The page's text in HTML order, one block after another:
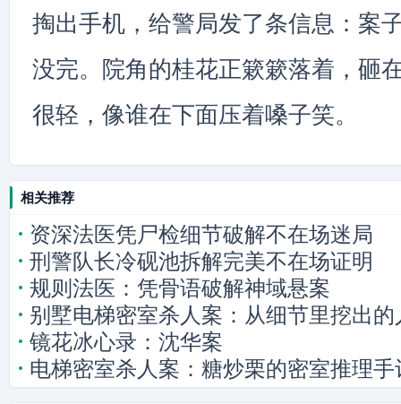
掏出手机，给警局发了条信息：案
没完。院角的桂花正簌簌落着，砸
很轻，像谁在下面压着嗓子笑。
相关推荐
资深法医凭尸检细节破解不在场迷局
刑警队长冷砚池拆解完美不在场证明
规则法医：凭骨语破解神域悬案
别墅电梯密室杀人案：从细节里挖出的
镜花冰心录：沈华案
电梯密室杀人案：糖炒栗的密室推理手